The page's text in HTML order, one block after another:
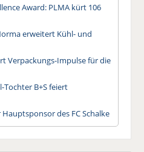
Award: PLMA kürt 106
erweitert Kühl- und
Verpackungs-Impulse für die
Tochter B+S feiert
des FC Schalke